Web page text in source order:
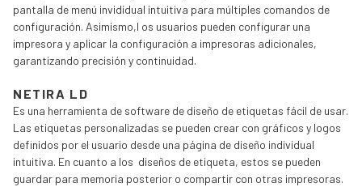
pantalla de menú invididual intuitiva para múltiples comandos de
configuración. Asimismo,l os usuarios pueden configurar una
impresora y aplicar la configuración a impresoras adicionales,
garantizando precisión y continuidad.
NETIRA LD
Es una herramienta de software de diseño de etiquetas fácil de usar.
Las etiquetas personalizadas se pueden crear con gráficos y logos
definidos por el usuario desde una página de diseño individual
intuitiva. En cuanto a los diseños de etiqueta, estos se pueden
guardar para memoria posterior o compartir con otras impresoras.